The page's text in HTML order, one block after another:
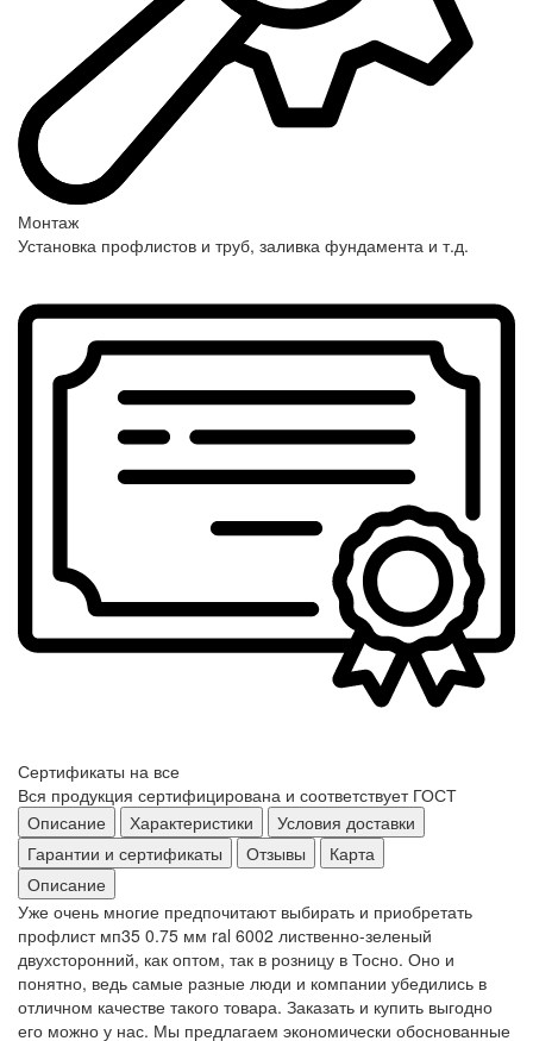
Монтаж
Установка профлистов и труб, заливка фундамента и т.д.
Сертификаты на все
Вся продукция сертифицирована и соответствует ГОСТ
Описание
Характеристики
Условия доставки
Гарантии и сертификаты
Отзывы
Карта
Описание
Уже очень многие предпочитают выбирать и приобретать
профлист мп35 0.75 мм ral 6002 лиственно-зеленый
двухсторонний, как оптом, так в розницу в Тосно. Оно и
понятно, ведь самые разные люди и компании убедились в
отличном качестве такого товара. Заказать и купить выгодно
его можно у нас. Мы предлагаем экономически обоснованные